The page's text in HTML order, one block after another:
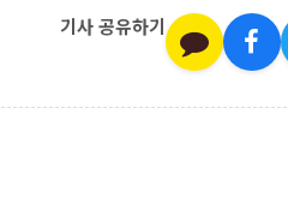
기사 공유하기